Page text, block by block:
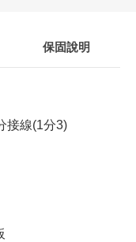
保固說明
接線(1分3)